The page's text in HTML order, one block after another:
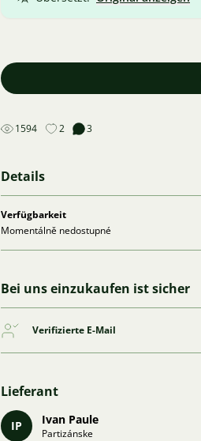
1594 2 3
Details
Verfügbarkeit
Momentálně nedostupné
Bei uns einzukaufen ist sicher
Verifizierte E-Mail
Lieferant
IP Ivan Paule
Partizánske